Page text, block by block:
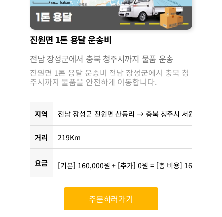
진원면 1톤 용달 운송비
전남 장성군에서 충북 청주시까지 물품 운송
진원면 1톤 용달 운송비 전남 장성군에서 충북 청
주시까지 물품을 안전하게 이동합니다.
지역 전남 장성군 진원면 산동리 → 충북 청주시 서원구 사직동
거리 219Km
요금 [기본] 160,000원 + [추가] 0원 = [총 비용] 160,000원
주문하러가기